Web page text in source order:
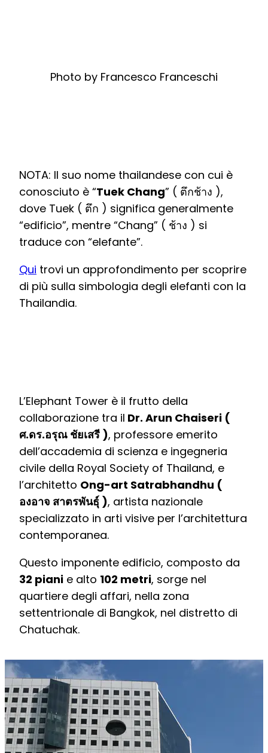
Photo by Francesco Franceschi
NOTA: Il suo nome thailandese con cui è
conosciuto è “Tuek Chang” ( ตึกช้าง ),
dove Tuek ( ตึก ) significa generalmente
“edificio”, mentre “Chang” ( ช้าง ) si
traduce con “elefante”.
Qui trovi un approfondimento per scoprire
di più sulla simbologia degli elefanti con la
Thailandia.
L’Elephant Tower è il frutto della
collaborazione tra il Dr. Arun Chaiseri (
ศ.ดร.อรุณ ชัยเสรี ), professore emerito
dell’accademia di scienza e ingegneria
civile della Royal Society of Thailand, e
l’architetto Ong-art Satrabhandhu (
องอาจ สาตรพันธุ์ ), artista nazionale
specializzato in arti visive per l’architettura
contemporanea.
Questo imponente edificio, composto da
32 piani e alto 102 metri, sorge nel
quartiere degli affari, nella zona
settentrionale di Bangkok, nel distretto di
Chatuchak.